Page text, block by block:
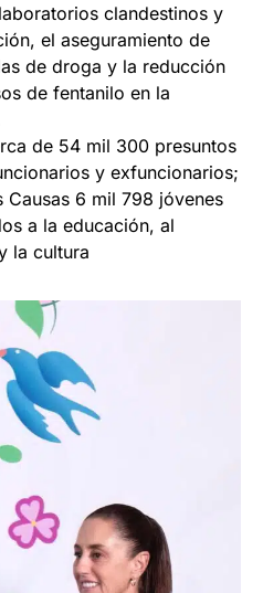
clandestinos y
el aseguramiento de
de droga y la reducción
de fentanilo en la
de 54 mil 300 presuntos
y exfuncionarios;
Causas 6 mil 798 jóvenes
a la educación, al
la cultura